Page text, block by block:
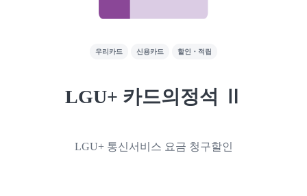
우리카드 신용카드 할인・적립
LGU+ 카드의정석 Ⅱ
LGU+ 통신서비스 요금 청구할인